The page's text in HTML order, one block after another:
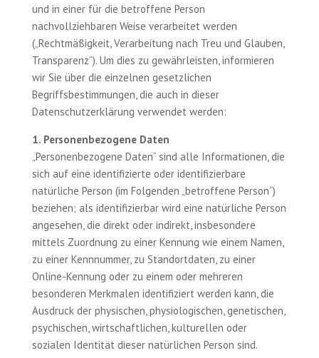
und in einer für die betroffene Person
nachvollziehbaren Weise verarbeitet werden
(„Rechtmäßigkeit, Verarbeitung nach Treu und Glauben,
Transparenz“). Um dies zu gewährleisten, informieren
wir Sie über die einzelnen gesetzlichen
Begriffsbestimmungen, die auch in dieser
Datenschutzerklärung verwendet werden:
1. Personenbezogene Daten
„Personenbezogene Daten“ sind alle Informationen, die
sich auf eine identifizierte oder identifizierbare
natürliche Person (im Folgenden „betroffene Person“)
beziehen; als identifizierbar wird eine natürliche Person
angesehen, die direkt oder indirekt, insbesondere
mittels Zuordnung zu einer Kennung wie einem Namen,
zu einer Kennnummer, zu Standortdaten, zu einer
Online-Kennung oder zu einem oder mehreren
besonderen Merkmalen identifiziert werden kann, die
Ausdruck der physischen, physiologischen, genetischen,
psychischen, wirtschaftlichen, kulturellen oder
sozialen Identität dieser natürlichen Person sind.